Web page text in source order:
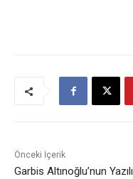
Önceki İçerik
Garbis Altınoğlu’nun Yazılı